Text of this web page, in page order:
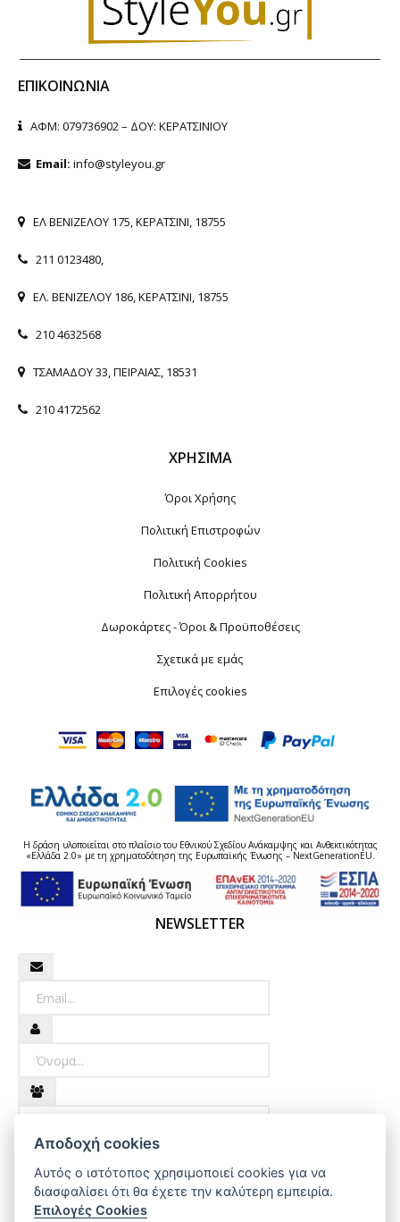
ΕΠΙΚΟΙΝΩΝΊΑ
ΑΦΜ: 079736902 – ΔΟΥ: ΚΕΡΑΤΣΙΝΙΟΥ
Email: info@styleyou.gr
ΕΛ ΒΕΝΙΖΕΛΟΥ 175, ΚΕΡΑΤΣΙΝΙ, 18755
211 0123480,
ΕΛ. ΒΕΝΙΖΕΛΟΥ 186, ΚΕΡΑΤΣΙΝΙ, 18755
210 4632568
ΤΣΑΜΑΔΟΥ 33, ΠΕΙΡΑΙΑΣ, 18531
210 4172562
ΧΡΉΣΙΜΑ
Όροι Χρήσης
Πολιτική Επιστροφών
Πολιτική Cookies
Πολιτική Απορρήτου
Δωροκάρτες - Όροι & Προϋποθέσεις
Σχετικά με εμάς
Επιλογές cookies
Η δράση υλοποιείται στο πλαίσιο του Εθνικού Σχεδίου Ανάκαμψης και Ανθεκτικότητας
«Ελλάδα 2.0» με τη χρηματοδότηση της Ευρωπαϊκής Ένωσης – NextGenerationEU.
NEWSLETTER
Newsletter
Όνομα
Επώνυμο
Αποδοχή cookies
Αυτός ο ιστότοπος χρησιμοποιεί cookies για να
διασφαλίσει ότι θα έχετε την καλύτερη εμπειρία.
Επιλογές Cookies